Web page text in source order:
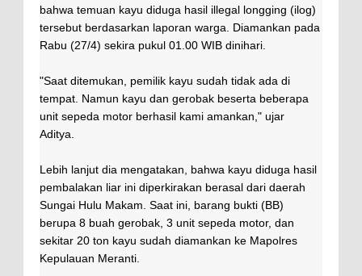
bahwa temuan kayu diduga hasil illegal longging (ilog)
tersebut berdasarkan laporan warga. Diamankan pada
Rabu (27/4) sekira pukul 01.00 WIB dinihari.
"Saat ditemukan, pemilik kayu sudah tidak ada di
tempat. Namun kayu dan gerobak beserta beberapa
unit sepeda motor berhasil kami amankan," ujar
Aditya.
Lebih lanjut dia mengatakan, bahwa kayu diduga hasil
pembalakan liar ini diperkirakan berasal dari daerah
Sungai Hulu Makam. Saat ini, barang bukti (BB)
berupa 8 buah gerobak, 3 unit sepeda motor, dan
sekitar 20 ton kayu sudah diamankan ke Mapolres
Kepulauan Meranti.